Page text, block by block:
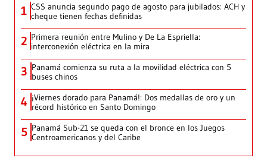
1 CSS anuncia segundo pago de agosto para jubilados: ACH y
cheque tienen fechas definidas
2 Primera reunión entre Mulino y De La Espriella:
interconexión eléctrica en la mira
3 Panamá comienza su ruta a la movilidad eléctrica con 5
buses chinos
4 ¡Viernes dorado para Panamá!: Dos medallas de oro y un
récord histórico en Santo Domingo
5 Panamá Sub-21 se queda con el bronce en los Juegos
Centroamericanos y del Caribe